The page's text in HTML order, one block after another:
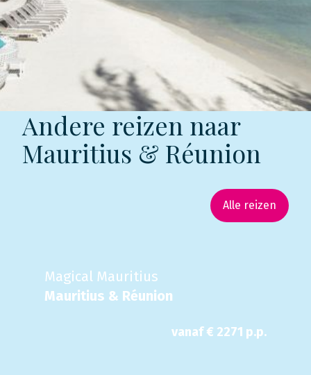
Andere reizen naar
Mauritius & Réunion
Alle reizen
Magical Mauritius
Mauritius & Réunion
vanaf € 2271 p.p.